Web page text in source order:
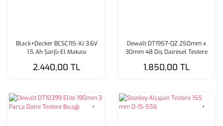
Black+Decker BCSC115-XJ 3.6V
1.5 Ah Şarjlı El Makası
2.440,00 TL
Dewalt DT1957-QZ 250mm x
30mm 48 Diş Dairesel Testere
1.850,00 TL